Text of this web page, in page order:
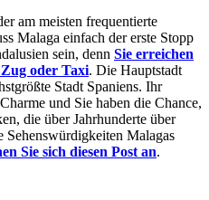
am meisten frequentierte
Malaga einfach der erste Stopp
sein, denn Sie erreichen
oder Taxi. Die Hauptstadt
Stadt Spaniens. Ihr
und Sie haben die Chance,
die über Jahrhunderte über
Sehenswürdigkeiten Malagas
Sie sich diesen Post an.